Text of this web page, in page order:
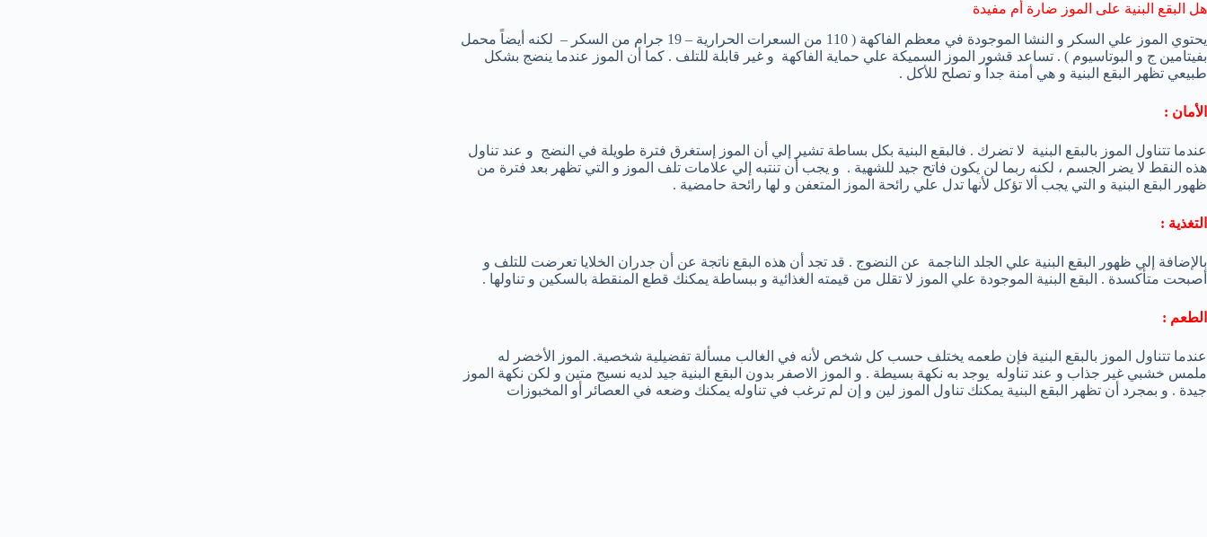
هل البقع البنية على الموز ضارة أم مفيدة
يحتوي الموز علي السكر و النشا الموجودة في معظم الفاكهة ( 110 من السعرات الحرارية – 19 جرام من السكر – لكنه أيضاً محمل
بفيتامين ج و البوتاسيوم ) . تساعد قشور الموز السميكة علي حماية الفاكهة و غير قابلة للتلف . كما أن الموز عندما ينضج بشكل
طبيعي تظهر البقع البنية و هي أمنة جداً و تصلح للأكل .
الأمان :
عندما تتناول الموز بالبقع البنية لا تضرك . فالبقع البنية بكل بساطة تشير إلي أن الموز إستغرق فترة طويلة في النضج و عند تناول
هذه النقط لا يضر الجسم ، لكنه ربما لن يكون فاتح جيد للشهية . و يجب أن تنتبه إلي علامات تلف الموز و التي تظهر بعد فترة من
ظهور البقع البنية و التي يجب ألا تؤكل لأنها تدل علي رائحة الموز المتعفن و لها رائحة حامضية .
التغذية :
بالإضافة إلي ظهور البقع البنية علي الجلد الناجمة عن النضوج . قد تجد أن هذه البقع ناتجة عن أن جدران الخلايا تعرضت للتلف و
أصبحت متأكسدة . البقع البنية الموجودة علي الموز لا تقلل من قيمته الغذائية و ببساطة يمكنك قطع المنقطة بالسكين و تناولها .
الطعم :
عندما تتناول الموز بالبقع البنية فإن طعمه يختلف حسب كل شخص لأنه في الغالب مسألة تفضيلية شخصية. الموز الأخضر له
ملمس خشبي غير جذاب و عند تناوله يوجد به نكهة بسيطة . و الموز الاصفر بدون البقع البنية جيد لديه نسيج متين و لكن نكهة الموز
جيدة . و بمجرد أن تظهر البقع البنية يمكنك تناول الموز لين و إن لم ترغب في تناوله يمكنك وضعه في العصائر أو المخبوزات